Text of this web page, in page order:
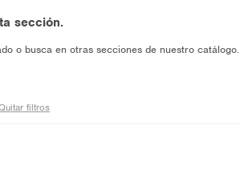
sección.
o busca en otras secciones de nuestro catálogo.
filtros